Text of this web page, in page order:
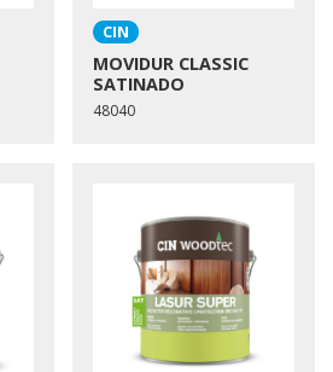
CIN
MOVIDUR CLASSIC
SATINADO
48040